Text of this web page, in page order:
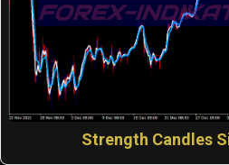
Strength Candles